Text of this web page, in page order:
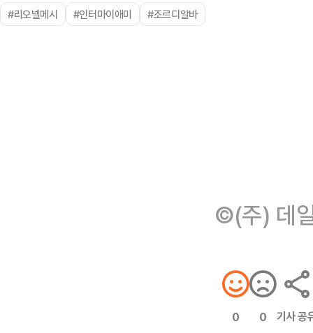
#리오넬메시 #인터마이애미 #조르디알바
©(주) 데
0 0 기사 공